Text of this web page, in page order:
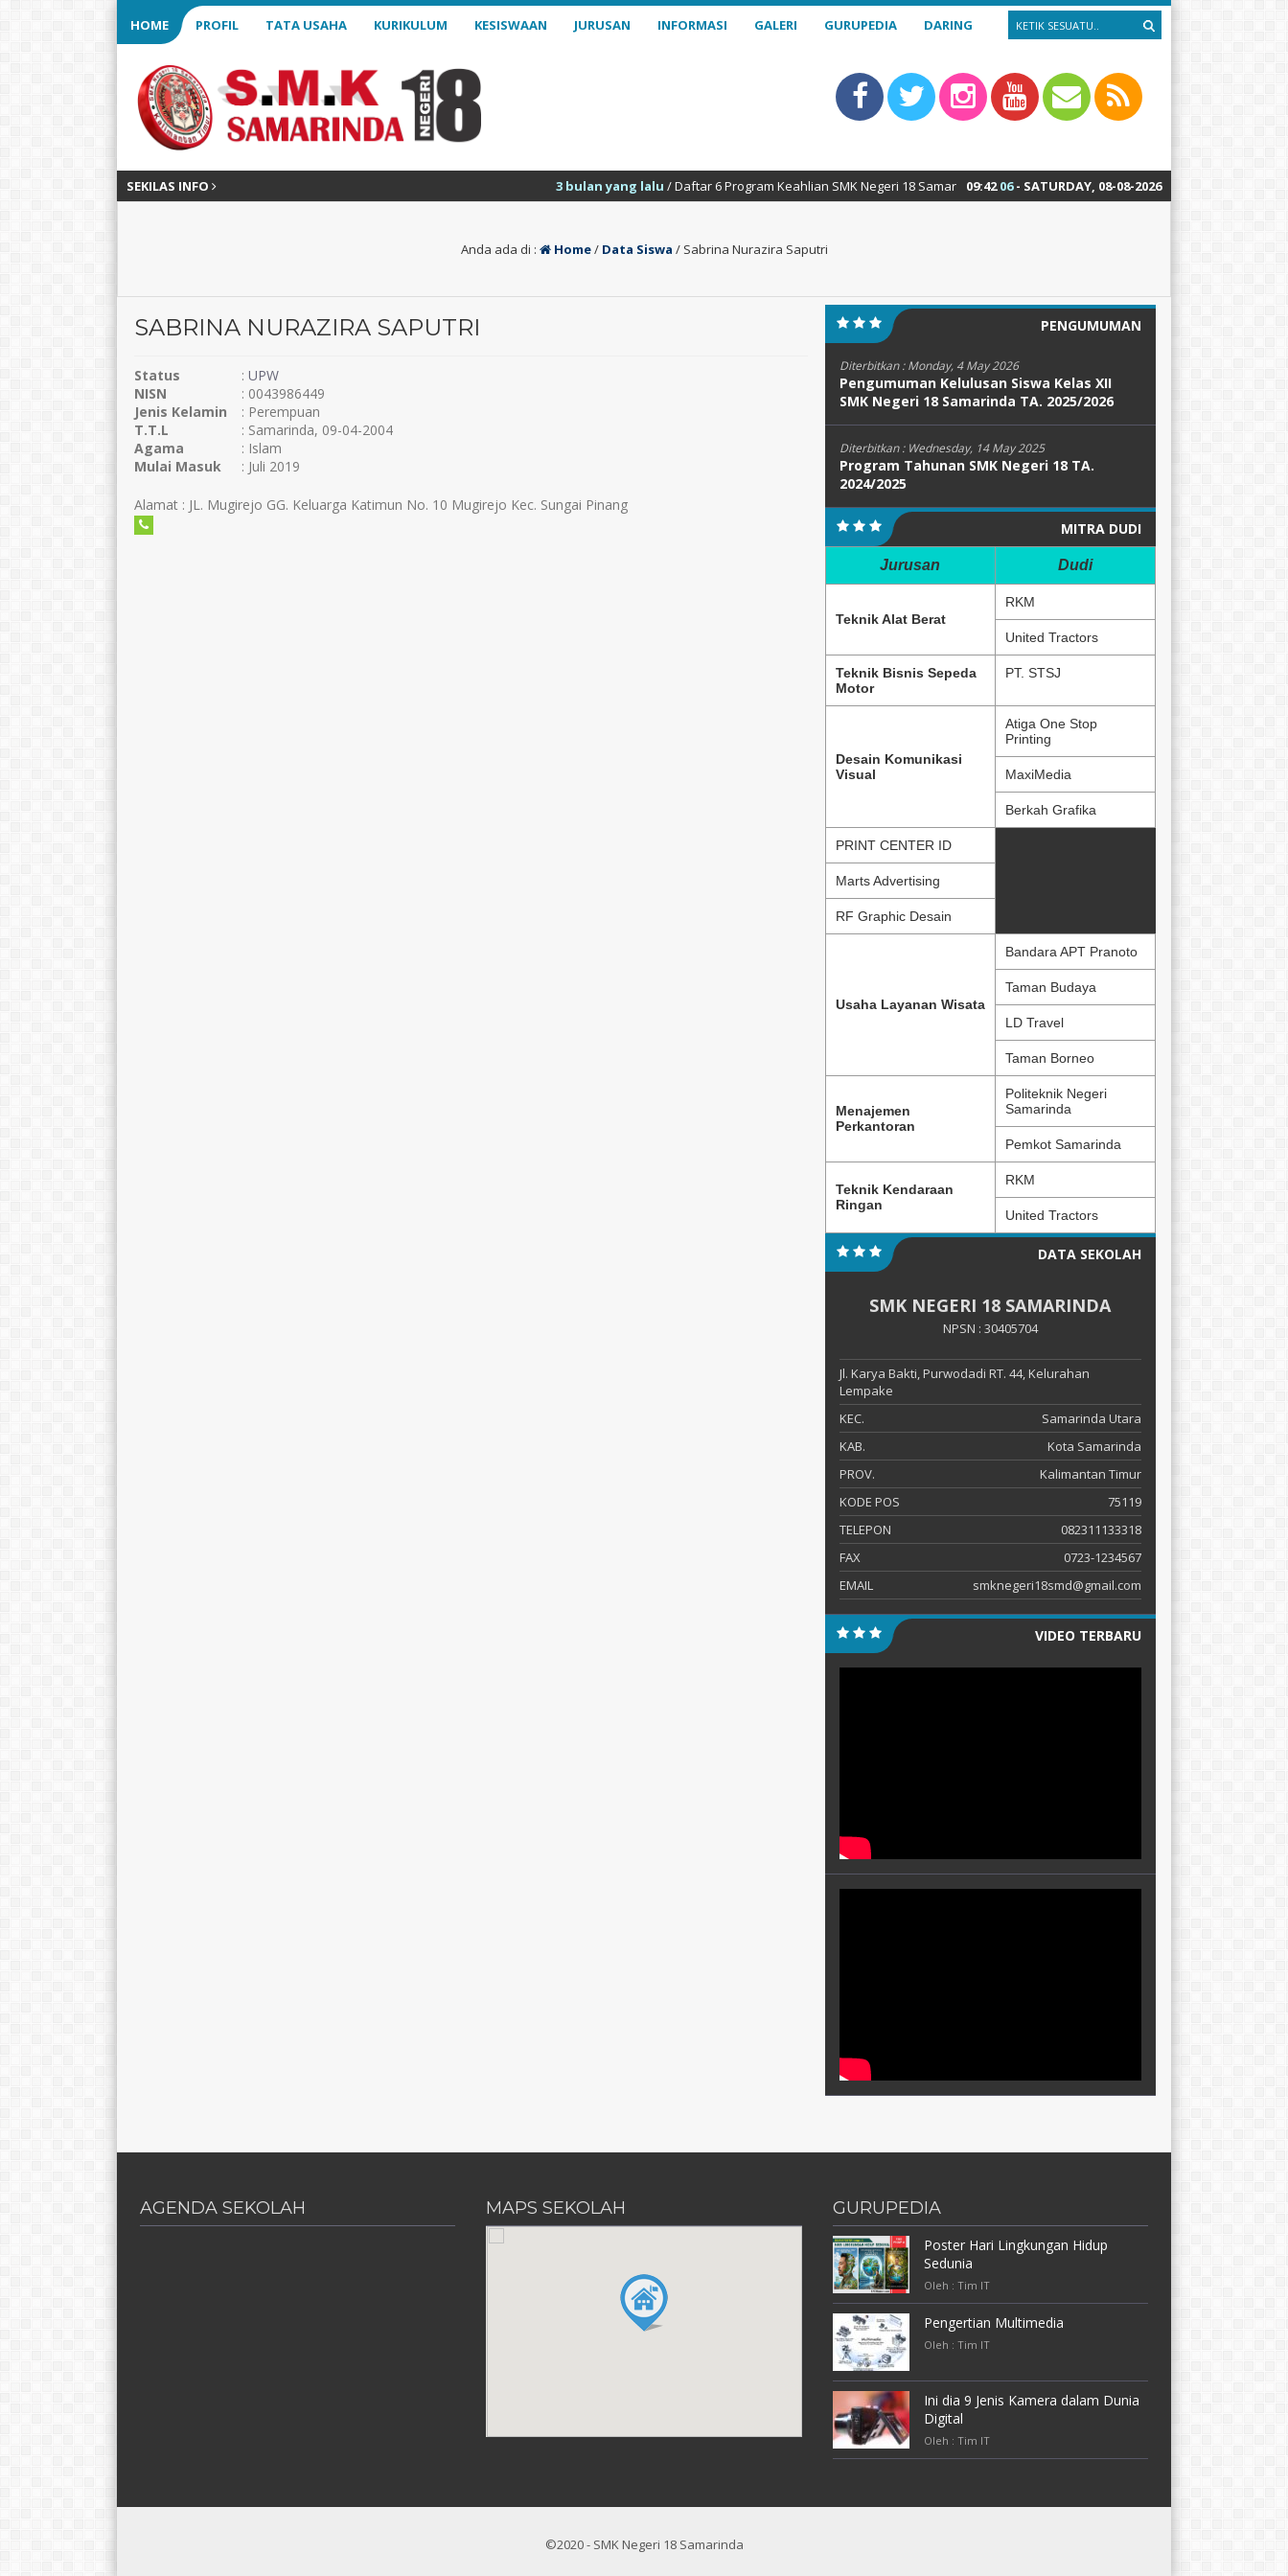
HOME PROFIL TATA USAHA KURIKULUM KESISWAAN JURUSAN INFORMASI GALERI GURUPEDIA DARING
SEKILAS INFO 09:42 07- SATURDAY, 08-08-2026
3 bulan yang lalu/ Daftar 6 Program Keahlian SMK Negeri 18 Samarinda : Teknik Alat Berat – Teknik Sepeda Motor – Teknik
Anda ada di : Home/ Data Siswa / Sabrina Nurazira Saputri
SABRINA NURAZIRA SAPUTRI
Status : UPW
NISN
: 0043986449
Jenis Kelamin
: Perempuan
T.T.L
: Samarinda, 09-04-2004
Agama
: Islam
Mulai Masuk
: Juli 2019
Alamat : JL. Mugirejo GG. Keluarga Katimun No. 10 Mugirejo Kec. Sungai Pinang
PENGUMUMAN
Diterbitkan :Monday, 4 May 2026
Pengumuman Kelulusan Siswa Kelas XII
SMK Negeri 18 Samarinda TA. 2025/2026
Diterbitkan : Wednesday, 14 May 2025
Program Tahunan SMK Negeri 18 TA.
2024/2025
MITRA DUDI
Jurusan Dudi
Teknik Alat Berat
RKM
United Tractors
Teknik Bisnis Sepeda
Motor
PT. STSJ
Desain Komunikasi
Visual
Atiga One Stop
Printing
MaxiMedia
Berkah Grafika
PRINT CENTER ID
Marts Advertising
RF Graphic Desain
Usaha Layanan Wisata
Bandara APT Pranoto
Taman Budaya
LD Travel
Taman Borneo
Menajemen
Perkantoran
Politeknik Negeri
Samarinda
Pemkot Samarinda
Teknik Kendaraan
Ringan
RKM
United Tractors
DATA SEKOLAH
SMK NEGERI 18 SAMARINDA
NPSN : 30405704
Jl. Karya Bakti, Purwodadi RT. 44, Kelurahan
Lempake
KEC.
Samarinda Utara
KAB.
Kota Samarinda
PROV.
Kalimantan Timur
KODE POS
75119
TELEPON
082311133318
FAX
0723-1234567
EMAIL
smknegeri18smd@gmail.com
VIDEO TERBARU
AGENDA SEKOLAH MAPS SEKOLAH GURUPEDIA
Poster Hari Lingkungan Hidup
Sedunia
Oleh : Tim IT
Pengertian Multimedia
Oleh : Tim IT
Ini dia 9 Jenis Kamera dalam Dunia
Digital
Oleh : Tim IT
©2020 - SMK Negeri 18 Samarinda